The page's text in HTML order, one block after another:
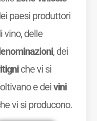
paesi produttori
vino, delle
, dei
che vi si
e deivini
vi si producono.